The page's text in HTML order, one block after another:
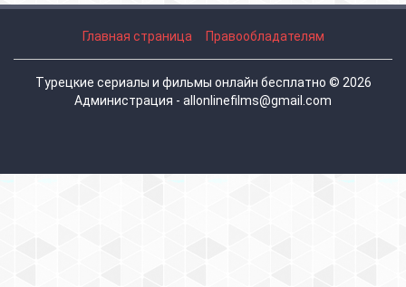
Главная страница Правообладателям
Турецкие сериалы и фильмы онлайн бесплатно © 2026
Администрация - allonlinefilms@gmail.com